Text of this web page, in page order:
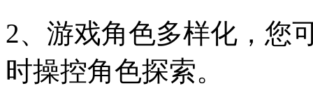
2、游戏角色多样化，您
时操控角色探索。